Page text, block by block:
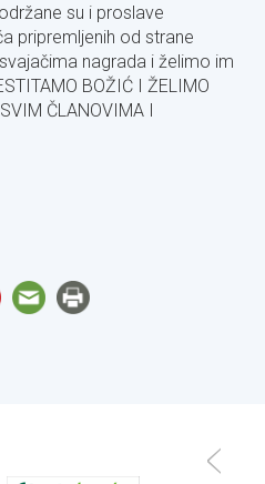
su i proslave
pripremljenih od strane
nagrada i želimo im
BOŽIĆ I ŽELIMO
ČLANOVIMA I